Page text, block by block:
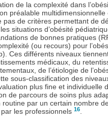
de la complexité dans
préalable
pas de critères permettant de
situations d’obésité
de bonnes pratiques
(ou recours) pour
Ces différents niveaux
médicaux, du
de l’étiologie de
sous-classification des
plus fine et individuelle
de parcours de soins plus
par un certain nombre
les professionnels 16